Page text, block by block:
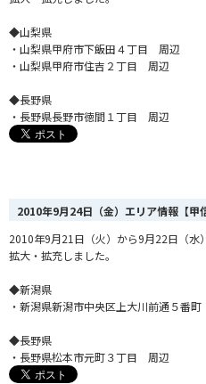
◆山梨県
・山梨県甲府市下飯田４丁目 周辺
・山梨県甲府市住吉２丁目 周辺
◆長野県
・長野県長野市徳間１丁目 周辺
2010年9月24日（金）エリア情報【甲
2010年9月21日（火）から9月22日（水
拡大・拡充しました。
◆新潟県
・新潟県新潟市中央区上大川前通５番
◆長野県
・長野県松本市元町３丁目 周辺